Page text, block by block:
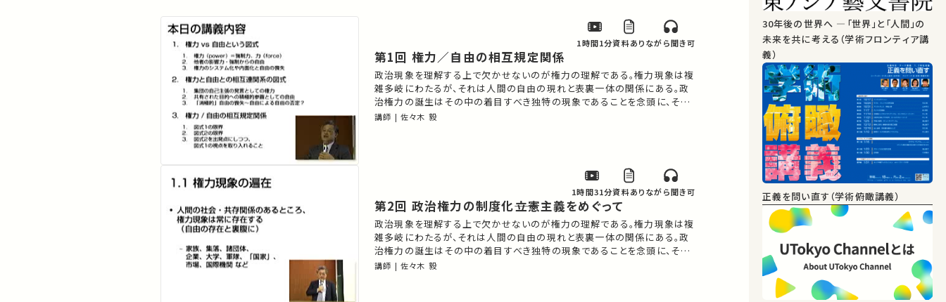
1時間1分資料ありながら聞き可
第1回 権力／自由の相互規定関係
政治現象を理解する上で欠かせないのが権力の理解である。権力現象は複
雑多岐にわたるが、それは人間の自由の現れと表裏一体の関係にある。政
治権力の誕生はその中の着目すべき独特の現象であることを念頭に、その
生態の現代にまで及ぶ基本的な特製を把握する。
講師 | 佐々木 毅
1時間31分資料ありながら聞き可
第2回 政治権力の制度化――立憲主義をめぐって
政治現象を理解する上で欠かせないのが権力の理解である。権力現象は複
雑多岐にわたるが、それは人間の自由の現れと表裏一体の関係にある。政
治権力の誕生はその中の着目すべき独特の現象であることを念頭に、その
生態の現代にまで及ぶ基本的な特製を把握する。
講師 | 佐々木 毅
30年後の世界へ ―「世界」と「人間」の
未来を共に考える（学術フロンティア講
義）
正義を問い直す（学術俯瞰講義）